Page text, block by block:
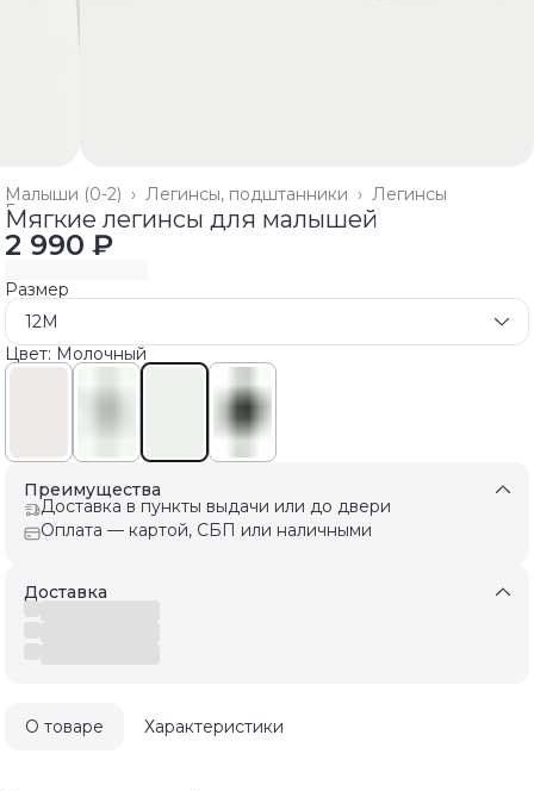
Легинсы
Легинсы, подштанники ›
Малыши (0-2) ›
Главная ›
Мягкие легинсы для малышей
2 990 ₽
Размер
12M
Цвет: Молочный
Преимущества
Доставка в пункты выдачи или до двери
Оплата — картой, СБП или наличными
Доставка
О товаре Характеристики